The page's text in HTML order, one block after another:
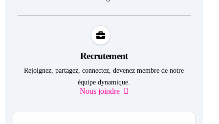
Recrutement
Rejoignez, partagez, connectez, devenez membre de notre
équipe dynamique.
Nous joindre